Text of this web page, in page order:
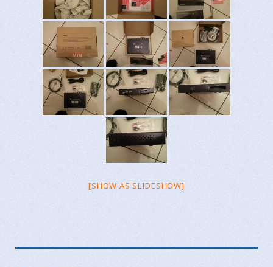
[SHOW AS SLIDESHOW]